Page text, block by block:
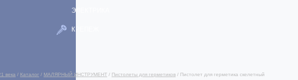
ЭЛЕКТРИКА
КРЕПЕЖ
века / Каталог / МАЛЯРНЫЙ ИНСТРУМЕНТ / Пистолеты для герметиков / Пистолет для герметика скелетный